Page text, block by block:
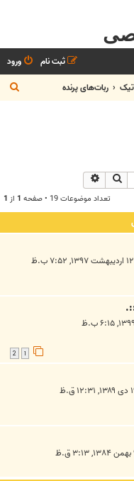
ورود
ثبت نام
ربات‌های پرنده
س
جستجو
تعداد موضوعات 19 • صفحه 1 از 1
1
2